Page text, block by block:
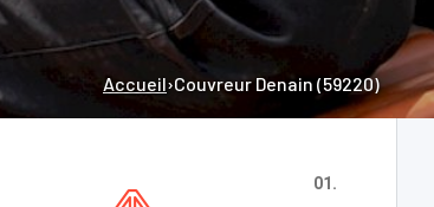
Accueil›Couvreur Denain (59220)
01.